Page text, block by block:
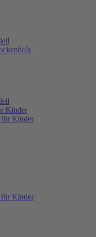
Kinder
für Kinder
für Kinder